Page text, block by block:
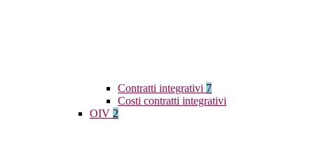
Contratti integrativi 7
Costi contratti integrativi
OIV 2